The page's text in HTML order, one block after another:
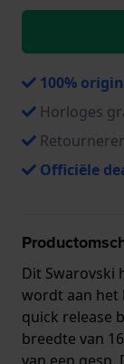
100%
Horloges
Officiële
Dit Swarovski
wordt aan het
quick release
breedte van